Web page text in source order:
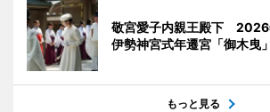
敬宮愛子内親王殿下
伊勢神宮式年遷宮「御木曳
もっと見る